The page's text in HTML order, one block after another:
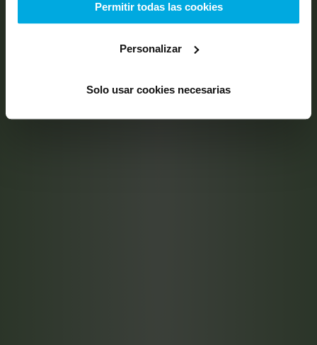
Permitir todas las cookies
Personalizar
Solo usar cookies necesarias